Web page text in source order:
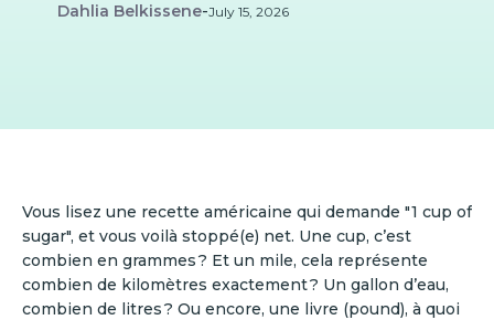
Dahlia Belkissene-July 15, 2026
Vous lisez une recette américaine qui demande "1 cup of
sugar", et vous voilà stoppé(e) net. Une cup, c’est
combien en grammes ? Et un mile, cela représente
combien de kilomètres exactement ? Un gallon d’eau,
combien de litres ? Ou encore, une livre (pound), à quoi